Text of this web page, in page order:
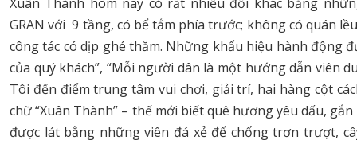
GRAN với 9 tầng, có bể tắm phía trước; không có quán
công tác có dịp ghé thăm. Những khẩu hiệu hành động
của quý khách”, “Mỗi người dân là một hướng dẫn viên
Tôi đến điểm trung tâm vui chơi, giải trí, hai hàng cột
chữ “Xuân Thành” – thế mới biết quê hương yêu dấu,
được lát bằng những viên đá xẻ để chống trơn trượt,